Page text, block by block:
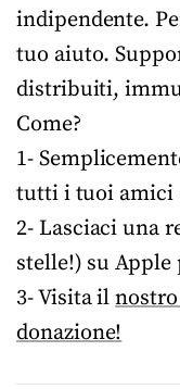
indipendente.
tuo aiuto.
distribuiti,
Come?
1-
tutti i tuoi amici
2- Lasciaci una
stelle!) su Apple
3- Visita il
donazione!